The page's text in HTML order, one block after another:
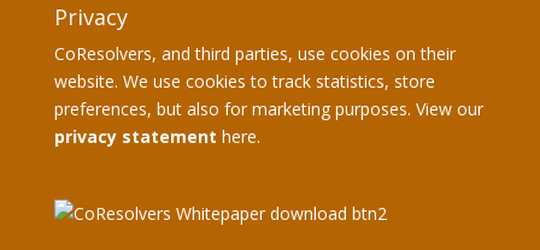
Privacy
CoResolvers, and third parties, use cookies on their
website. We use cookies to track statistics, store
preferences, but also for marketing purposes. View our
privacy statement here.